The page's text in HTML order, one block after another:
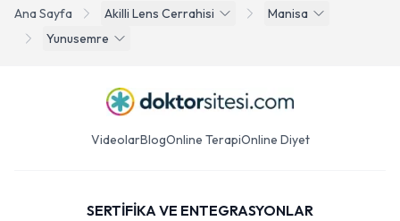
Ana Sayfa Akilli Lens Cerrahisi
Manisa
Yunusemre
VideolarBlogOnline TerapiOnline Diyet
SERTİFİKA VE ENTEGRASYONLAR